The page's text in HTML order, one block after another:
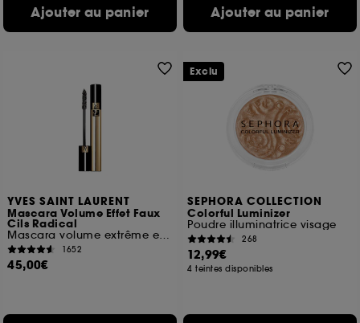
Ajouter au panier Ajouter au panier
YVES SAINT LAURENT
Mascara Volume Effet Faux
Cils Radical
Mascara volume extrême effet faux cils
1652
45,00€
SEPHORA COLLECTION
Colorful Luminizer
Poudre illuminatrice visage
268
12,99€
4 teintes disponibles
Exclu